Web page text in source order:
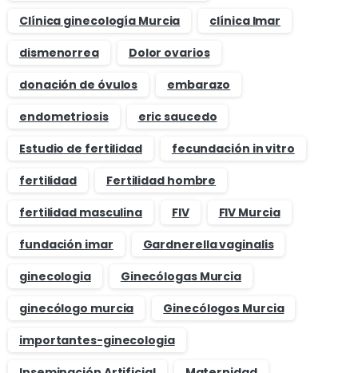
Clínica ginecología Murcia
clínica Imar
dismenorrea
Dolor ovarios
donación de óvulos
embarazo
endometriosis
eric saucedo
Estudio de fertilidad
fecundación in vitro
fertilidad
Fertilidad hombre
fertilidad masculina
FIV
FIV Murcia
fundación imar
Gardnerella vaginalis
ginecologia
Ginecólogas Murcia
ginecólogo murcia
Ginecólogos Murcia
importantes-ginecologia